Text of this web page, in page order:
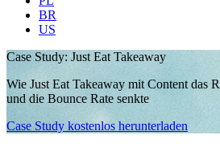
BR
US
Case Study: Just Eat Takeaway
Wie Just Eat Takeaway mit Content das
und die Bounce Rate senkte
Case Study kostenlos herunterladen